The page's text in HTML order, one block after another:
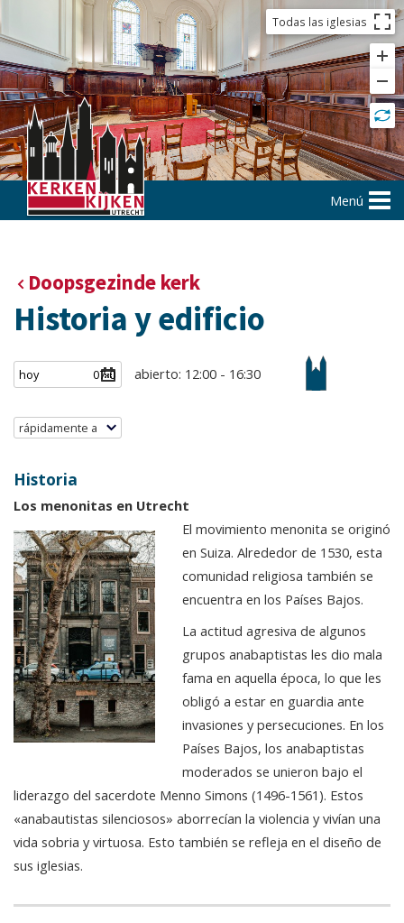
Todas las iglesias
Menú
Doopsgezinde kerk
Historia y edificio
abierto: 12:00 - 16:30
rápidamente a
Historia
Los menonitas en Utrecht
El movimiento menonita se originó
en Suiza. Alrededor de 1530, esta
comunidad religiosa también se
encuentra en los Países Bajos.
La actitud agresiva de algunos
grupos anabaptistas les dio mala
fama en aquella época, lo que les
obligó a estar en guardia ante
invasiones y persecuciones. En los
Países Bajos, los anabaptistas
moderados se unieron bajo el
liderazgo del sacerdote Menno Simons (1496-1561). Estos
«anabautistas silenciosos» aborrecían la violencia y vivían una
vida sobria y virtuosa. Esto también se refleja en el diseño de
sus iglesias.